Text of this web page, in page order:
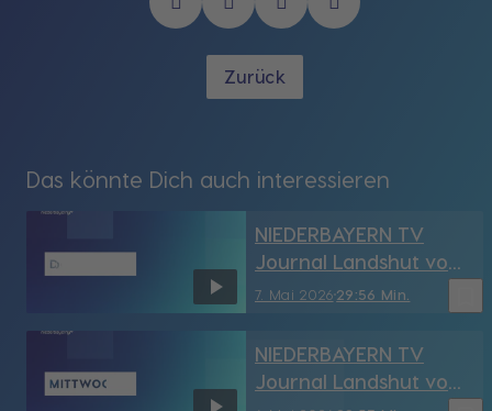
Zurück
Das könnte Dich auch interessieren
7. Mai 2026 29:56 Min.
NIEDERBAYERN TV
Journal Landshut vom
7.05.2026
NIEDERBAYERN TV
Journal Landshut vom